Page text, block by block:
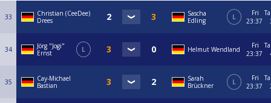
33
Christian (CeeDee)
Drees
Sascha
Edling
L
Fri
23:37
34
Jörg "Jogi"
Ernst
L Helmut Wendland
Fri
23:37
35
Cay-Michael
Bastian
Sarah
Brückner
L
Fri
23:37